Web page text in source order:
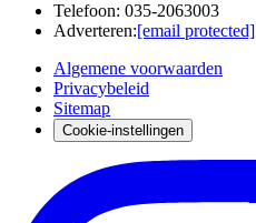
Telefoon: 035-2063003
Adverteren:[email protected]
Algemene voorwaarden
Privacybeleid
Sitemap
Cookie-instellingen